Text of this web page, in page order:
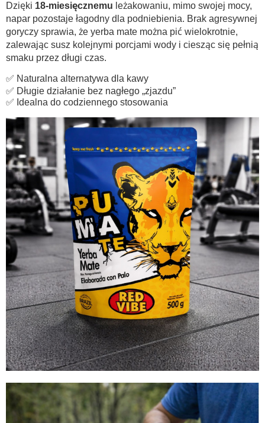
Dzięki 18-miesięcznemu leżakowaniu, mimo swojej mocy,
napar pozostaje łagodny dla podniebienia. Brak agresywnej
goryczy sprawia, że yerba mate można pić wielokrotnie,
zalewając susz kolejnymi porcjami wody i ciesząc się pełnią
smaku przez długi czas.
✅ Naturalna alternatywa dla kawy
✅ Długie działanie bez nagłego „zjazdu”
✅ Idealna do codziennego stosowania